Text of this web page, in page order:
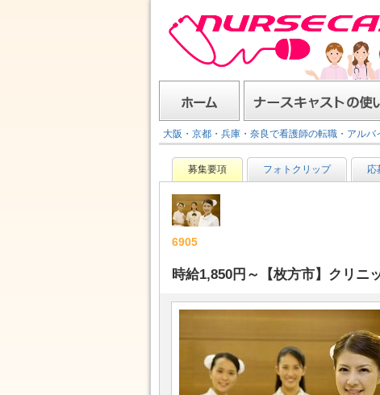
ホーム ナースキャストの使い方
大阪・京都・兵庫・奈良で看護師の転職・アル
募集要項 フォトクリップ 応
6905
時給1,850円～【枚方市】クリニ